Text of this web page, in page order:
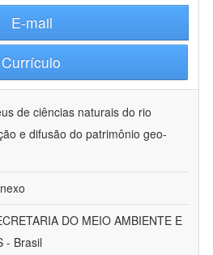
E-mail
Currículo
de ciências naturais do rio
e difusão do patrimônio geo-
DO MEIO AMBIENTE E
- Brasil